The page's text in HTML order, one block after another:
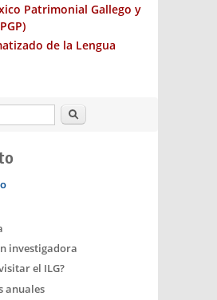
Patrimonial Gallego y
de la Lengua
Buscar
investigadora
el ILG?
anuales